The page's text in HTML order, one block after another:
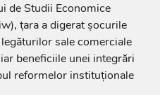
de Studii Economice
țara a digerat șocurile
sale comerciale
beneficiile unei integrări
reformelor instituționale